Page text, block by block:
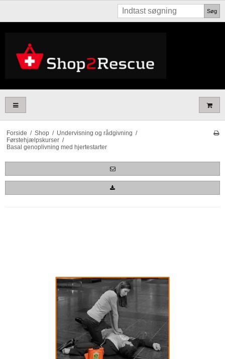
Søg
Forside / Shop / Undervisning og rådgivning /
Førstehjælpskurser /
Basal genoplivning med hjertestarter